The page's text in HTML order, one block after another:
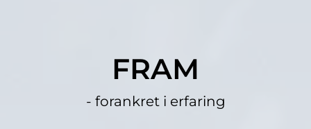
FRAM
- forankret i erfaring